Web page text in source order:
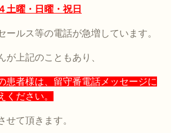
土曜・日曜・祝日
ールス等の電話が急増しています。
が上記のこともあり、
患者様は、留守番電話メッセージに
ください。
せて頂きます。